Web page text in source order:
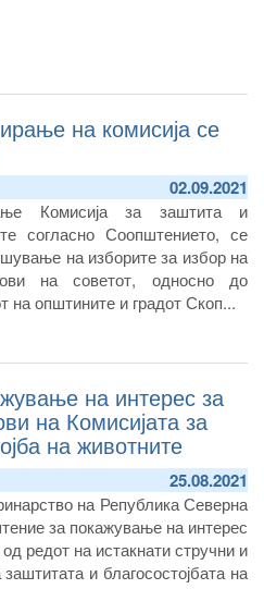
на комисија се
02.09.2021
Комисија за заштита и
согласно Соопштението, се
на изборите за избор на
на советот, односно до
на општините и градот Скоп...
на интерес за
на Комисијата за
на животните
25.08.2021
на Република Северна
за покажување на интерес
редот на истакнати стручни и
и благосостојбата на